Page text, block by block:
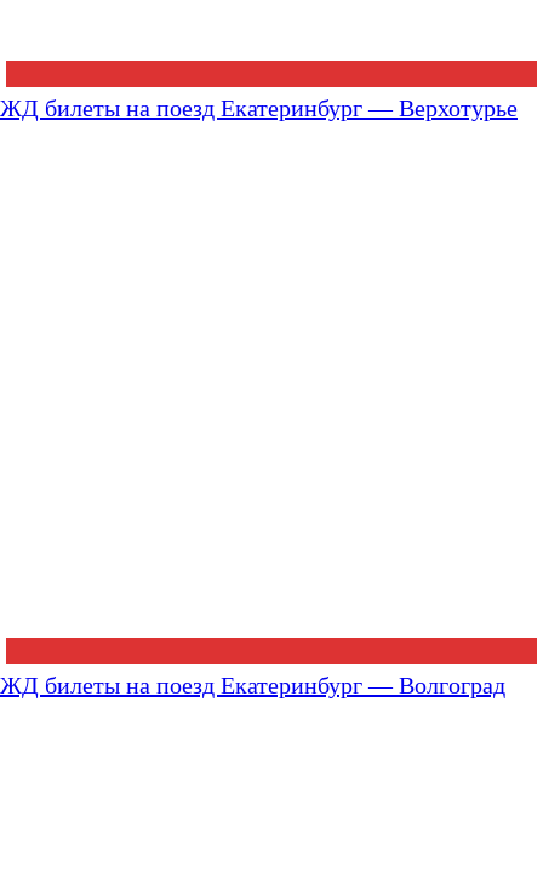
ЖД билеты на поезд Екатеринбург — Верхотурье
ЖД билеты на поезд Екатеринбург — Волгоград